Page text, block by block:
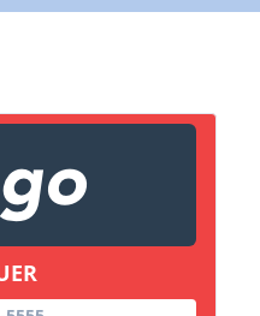
Fermer Envoyez